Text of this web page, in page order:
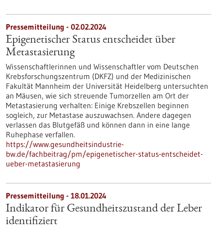
Pressemitteilung - 02.02.2024
Epigenetischer Status entscheidet über
Metastasierung
Wissenschaftlerinnen und Wissenschaftler vom Deutschen
Krebsforschungszentrum (DKFZ) und der Medizinischen
Fakultät Mannheim der Universität Heidelberg untersuchten
an Mäusen, wie sich streuende Tumorzellen am Ort der
Metastasierung verhalten: Einige Krebszellen beginnen
sogleich, zur Metastase auszuwachsen. Andere dagegen
verlassen das Blutgefäß und können dann in eine lange
Ruhephase verfallen.
https://www.gesundheitsindustrie-
bw.de/fachbeitrag/pm/epigenetischer-status-entscheidet-
ueber-metastasierung
Pressemitteilung - 18.01.2024
Indikator für Gesundheitszustand der Leber
identifiziert